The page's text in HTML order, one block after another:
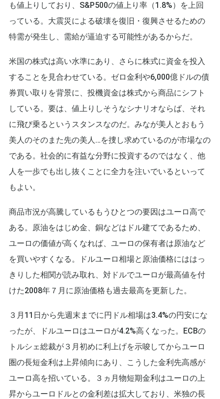
も値上りしており、S&P500の値上り率（1.8%）を上回
っている。大震災による破壊を復旧・復興させるための
特需が発生し、需給が逼迫する可能性があるからだ。
米国の株式は高い水準にあり、さらに株式に資金を投入
することを見合わせている。ゼロ金利や6,000億ドルの債
券買い取りを背景に、投機資金は株式から商品にシフト
している。要は、値上りしそうなシナリオならば、それ
に飛び乗るというスタンスなのだ。みなが美人とおもう
美人のそのまた先の美人…を捜し求めているのが市場なの
である。社会的に有益な分野に投資するのではなく、他
人を一歩でも出し抜くことに全力を注いでいるといって
もよい。
商品市況が高騰しているもうひとつの要因はユーロ高で
ある。原油をはじめ金、銅などはドル建てであるため、
ユーロの価値が高くなれば、ユーロの保有者は原油など
を買いやすくなる。ドルユーロ相場と原油価格にははっ
きりした相関が読み取れ、対ドルでユーロが最高値を付
けた2008年７月に原油価格も過去最高を更新した。
３月11日から先週末までに円ドル相場は3.4%の円安にな
ったが、ドルユーロはユーロが4.2%高くなった。ECBの
トルシェ総裁が３月初めに利上げを示唆してからユーロ
圏の長短金利は上昇傾向にあり、こうした金利先高感が
ユーロ高を招いている。３ヵ月物短期金利はユーロの上
昇からユーロドルとの金利差は拡大しており、米独の長